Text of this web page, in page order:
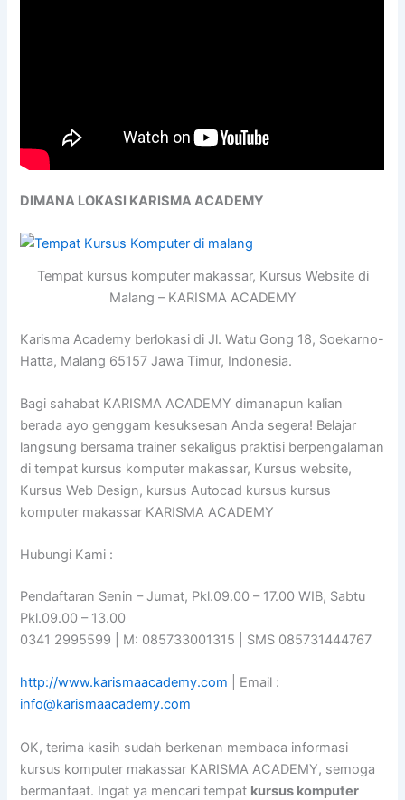
DIMANA LOKASI KARISMA ACADEMY
Tempat kursus komputer makassar, Kursus Website di
Malang – KARISMA ACADEMY
Karisma Academy berlokasi di Jl. Watu Gong 18, Soekarno-
Hatta, Malang 65157 Jawa Timur, Indonesia.
Bagi sahabat KARISMA ACADEMY dimanapun kalian
berada ayo genggam kesuksesan Anda segera! Belajar
langsung bersama trainer sekaligus praktisi berpengalaman
di tempat kursus komputer makassar, Kursus website,
Kursus Web Design, kursus Autocad kursus kursus
komputer makassar KARISMA ACADEMY
Hubungi Kami :
Pendaftaran Senin – Jumat, Pkl.09.00 – 17.00 WIB, Sabtu
Pkl.09.00 – 13.00
0341 2995599 | M: 085733001315 | SMS 085731444767
http://www.karismaacademy.com | Email :
info@karismaacademy.com
OK, terima kasih sudah berkenan membaca informasi
kursus komputer makassar KARISMA ACADEMY, semoga
bermanfaat. Ingat ya mencari tempat kursus komputer